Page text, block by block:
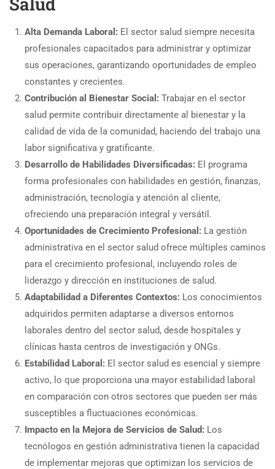
Alta Demanda Laboral: El sector salud siempre necesita
profesionales capacitados para administrar y optimizar
sus operaciones, garantizando oportunidades de empleo
constantes y crecientes.
Contribución al Bienestar Social: Trabajar en el sector
salud permite contribuir directamente al bienestar y la
calidad de vida de la comunidad, haciendo del trabajo una
labor significativa y gratificante.
Desarrollo de Habilidades Diversificadas: El programa
forma profesionales con habilidades en gestión, finanzas,
administración, tecnología y atención al cliente,
ofreciendo una preparación integral y versátil.
Oportunidades de Crecimiento Profesional: La gestión
administrativa en el sector salud ofrece múltiples caminos
para el crecimiento profesional, incluyendo roles de
liderazgo y dirección en instituciones de salud.
Adaptabilidad a Diferentes Contextos: Los conocimientos
adquiridos permiten adaptarse a diversos entornos
laborales dentro del sector salud, desde hospitales y
clínicas hasta centros de investigación y ONGs.
Estabilidad Laboral: El sector salud es esencial y siempre
activo, lo que proporciona una mayor estabilidad laboral
en comparación con otros sectores que pueden ser más
susceptibles a fluctuaciones económicas.
Impacto en la Mejora de Servicios de Salud: Los
tecnólogos en gestión administrativa tienen la capacidad
de implementar mejoras que optimizan los servicios de